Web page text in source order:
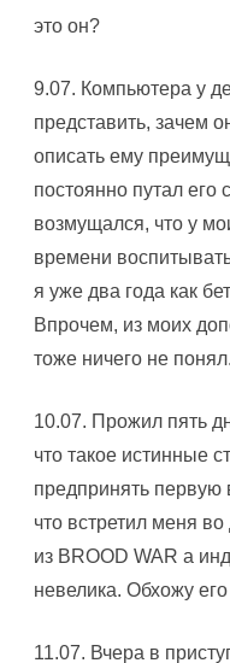
это он?
9.07. Компьютера у
представить, зачем
описать ему
постоянно путал его
возмущался, что у
времени
я уже два года как
Впрочем, из моих
тоже ничего не понял.
10.07. Прожил пять
что такое истинные
предпринять первую
что встретил меня
из BROOD WAR а
невелика. Обхожу
11.07. Вчера в